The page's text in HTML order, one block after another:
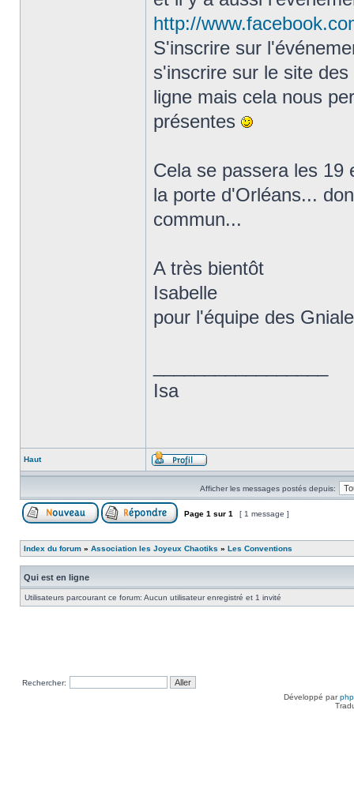
http://
S'inscrire sur
s'inscrire sur le site
ligne mais cela nous
présentes
Cela se passera les 19
la porte d'Orléans...
commun...
A très bientôt
Isabelle
pour l'équipe des
Isa
Haut
Afficher les messages postés depuis:
Page 1 sur 1 [ 1 message ]
Index du forum » Association les Joyeux Chaotiks » Les Conventions
Qui est en ligne
Utilisateurs parcourant ce forum: Aucun utilisateur enregistré et 1 invité
Rechercher:
Développé par